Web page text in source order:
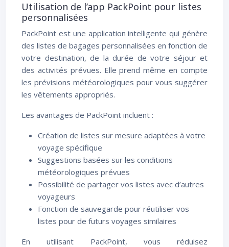
Utilisation de l’app PackPoint pour listes
personnalisées
PackPoint est une application intelligente qui génère
des listes de bagages personnalisées en fonction de
votre destination, de la durée de votre séjour et
des activités prévues. Elle prend même en compte
les prévisions météorologiques pour vous suggérer
les vêtements appropriés.
Les avantages de PackPoint incluent :
Création de listes sur mesure adaptées à votre
voyage spécifique
Suggestions basées sur les conditions
météorologiques prévues
Possibilité de partager vos listes avec d’autres
voyageurs
Fonction de sauvegarde pour réutiliser vos
listes pour de futurs voyages similaires
En utilisant PackPoint, vous réduisez